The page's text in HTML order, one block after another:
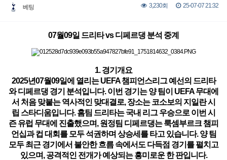
베팅 3,230회 25-07-07 21:32
07월09일 드리타 vs 디페르댕 분석 중계
1. 경기개요
2025년07월09일에 열리는 UEFA 챔피언스리그 예선의 드리타
와 디페르댕 경기 분석입니다. 이번 경기는 양 팀이 UEFA 무대에
서 처음 맞붙는 역사적인 맞대결로, 장소는 코소보의 지일란 시
립 스타디움입니다. 홈팀 드리타는 국내 리그 우승으로 이번 시
즌 유럽 무대에 진출했으며, 원정팀 디페르댕는 룩셈부르크 챔피
언십과 컵 대회를 모두 석권하며 상승세를 타고 있습니다. 양 팀
모두 최근 경기에서 불안한 흐름 속에서도 다득점 경기를 펼치고
있으며, 공격적인 전개가 예상되는 흥미로운 한 판입니다.